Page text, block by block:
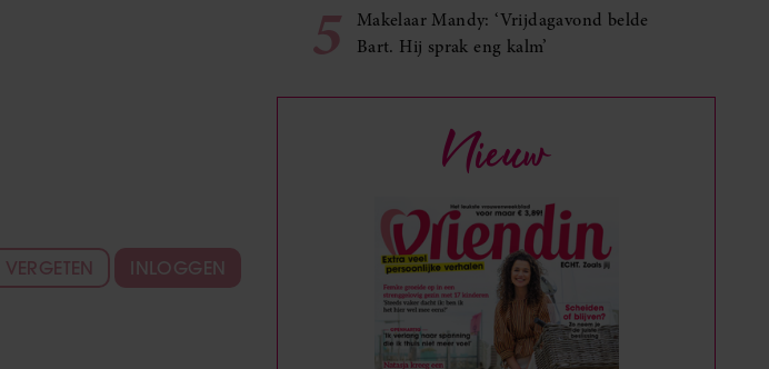
INLOGGEN
5
Makelaar Mandy: ‘Vrijdagavond belde
Bart. Hij sprak eng kalm’
Nieuw